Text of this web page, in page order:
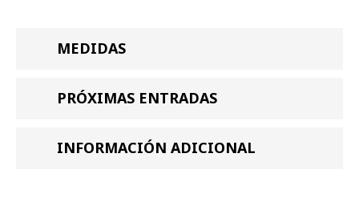
MEDIDAS
PRÓXIMAS ENTRADAS
INFORMACIÓN ADICIONAL